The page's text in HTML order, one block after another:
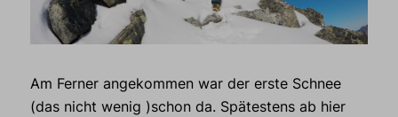
Am Ferner angekommen war der erste Schnee
(das nicht wenig )schon da. Spätestens ab hier